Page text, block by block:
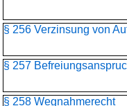
§ 256 Verzinsung von
§ 257
§ 258 Wegnahmerecht